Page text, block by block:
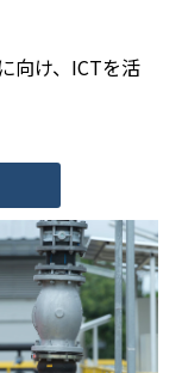
向け、ICTを活